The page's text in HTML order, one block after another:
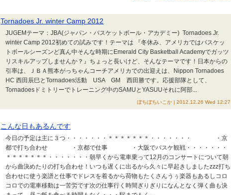
Tornadoes Jr. winter Camp 2012
JUGEMテーマ：JBA(ジャパン・バスケットボール・アカデミー) Tornadoes Jr.
winter Camp 2012初めての試みです！テーマは 『冬休み、アメリカではバスケッ
トボールシーズンど真ん中そんな時期にEmerald City Basketball Academyでガッツ
リスキルアップしませんか？』ちょっと長いけど、そんなテーマです！日本からの
引率は、ＪＢＡ熊本がっちゃんコーチアメリカでの出迎えは、Nippon Tornadoes
HC 西田辰巳とTornadoes活動 USA GM 西田勝です。応援部隊として、
Tornadoesドミトリーでトレーニング中のSAMUとYASUUそれに阿部...
ぼちぼちいこか | 2012.12.26 Wed 12:27
こんな日もあるんです
今日の予定は主に３つ・・・・・・・＊＊＊＊＊＊＊・・・・・・・ ・京
都で打ち合わせ ・京都で仕事 ・大阪でバスケ観戦・・・・・・・
＊＊＊＊＊＊＊・・・・・・・朝早くから電車乗って12月のコンサートについて朝
から曲決めたりの打ち合わせ！いつも遅くに出るから久々に早起きしましたzzz打ち
合わせに使う楽譜と仕事でドレスを着るから荷物もたくさんうぅ楽器もあるしコロ
コロでの電車移動は一苦労です次の仕事行く時間ぎりぎりになんとなく弾く曲も決